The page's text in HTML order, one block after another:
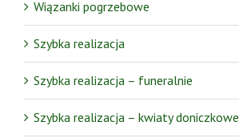
Wiązanki pogrzebowe
Szybka realizacja
Szybka realizacja – funeralnie
Szybka realizacja – kwiaty doniczkowe